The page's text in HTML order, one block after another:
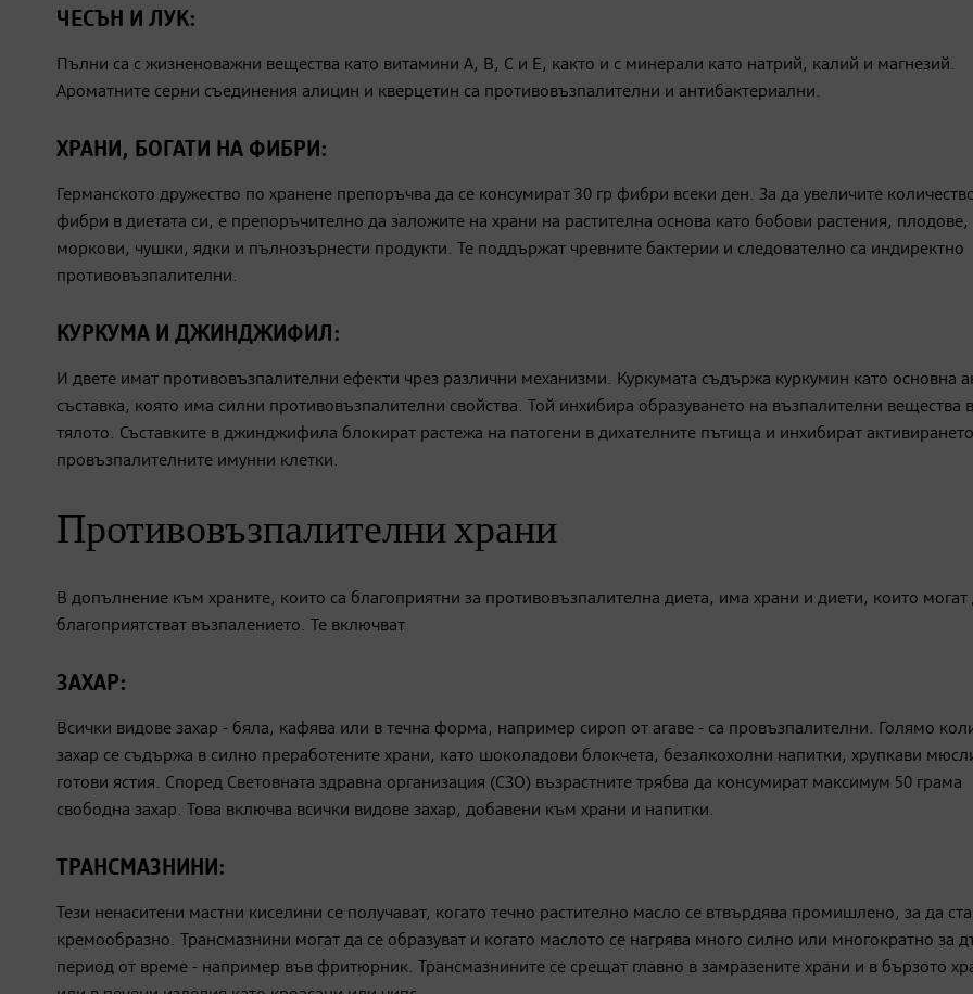
ЧЕСЪН И ЛУК:
Пълни са с жизненоважни вещества като витамини А, В, С и Е, както и с минерали като натрий, калий и магнезий.
Ароматните серни съединения алицин и кверцетин са противовъзпалителни и антибактериални.
ХРАНИ, БОГАТИ НА ФИБРИ:
Германското дружество по хранене препоръчва да се консумират 30 гр фибри всеки ден. За да увеличите
фибри в диетата си, е препоръчително да заложите на храни на растителна основа като бобови растения, плодове,
моркови, чушки, ядки и пълнозърнести продукти. Те поддържат чревните бактерии и следователно са индиректно
противовъзпалителни.
КУРКУМА И ДЖИНДЖИФИЛ:
И двете имат противовъзпалителни ефекти чрез различни механизми. Куркумата съдържа куркумин като основна
съставка, която има силни противовъзпалителни свойства. Той инхибира образуването на възпалителни вещества в
тялото. Съставките в джинджифила блокират растежа на патогени в дихателните пътища и инхибират
провъзпалителните имунни клетки.
Противовъзпалителни храни
В допълнение към храните, които са благоприятни за противовъзпалителна диета, има храни и диети, които могат
благоприятстват възпалението. Те включват
ЗАХАР:
Всички видове захар - бяла, кафява или в течна форма, например сироп от агаве - са провъзпалителни. Голямо
захар се съдържа в силно преработените храни, като шоколадови блокчета, безалкохолни напитки, хрупкави
готови ястия. Според Световната здравна организация (СЗО) възрастните трябва да консумират максимум 50 грама
свободна захар. Това включва всички видове захар, добавени към храни и напитки.
ТРАНСМАЗНИНИ​:
Тези ненаситени мастни киселини се получават, когато течно растително масло се втвърдява промишлено, за да
кремообразно. Трансмазнини могат да се образуват и когато маслото се нагрява много силно или многократно за
период от време - например във фритюрник. Трансмазнините се срещат главно в замразените храни и в бързото